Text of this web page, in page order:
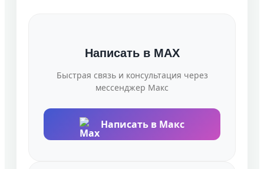
Написать в MAX
Быстрая связь и консультация через
мессенджер Макс
Написать в Макс